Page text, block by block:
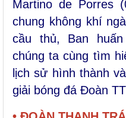
Martino de Porres
chung không khí
cầu thủ, Ban
chúng ta cùng tìm
lịch sử hình thành
giải bóng đá Đoàn